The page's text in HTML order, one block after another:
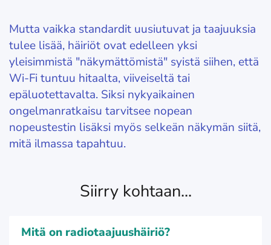
Mutta vaikka standardit uusiutuvat ja taajuuksia
tulee lisää, häiriöt ovat edelleen yksi
yleisimmistä "näkymättömistä" syistä siihen, että
Wi-Fi tuntuu hitaalta, viiveiseltä tai
epäluotettavalta. Siksi nykyaikainen
ongelmanratkaisu tarvitsee nopean
nopeustestin lisäksi myös selkeän näkymän siitä,
mitä ilmassa tapahtuu.
Siirry kohtaan...
Mitä on radiotaajuushäiriö?